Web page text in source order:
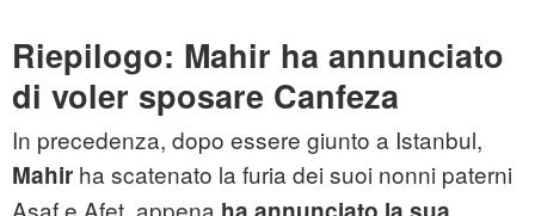
Riepilogo: Mahir ha annunciato
di voler sposare Canfeza
In precedenza, dopo essere giunto a Istanbul,
Mahir ha scatenato la furia dei suoi nonni paterni